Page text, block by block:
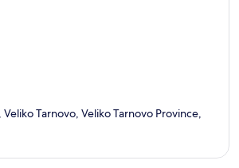
Tarnovo, Veliko Tarnovo Province,